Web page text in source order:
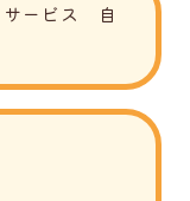
ービス 自